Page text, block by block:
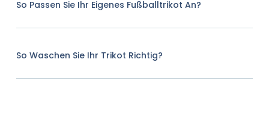
So Passen Sie Ihr Eigenes Fußballtrikot An?
So Waschen Sie Ihr Trikot Richtig?